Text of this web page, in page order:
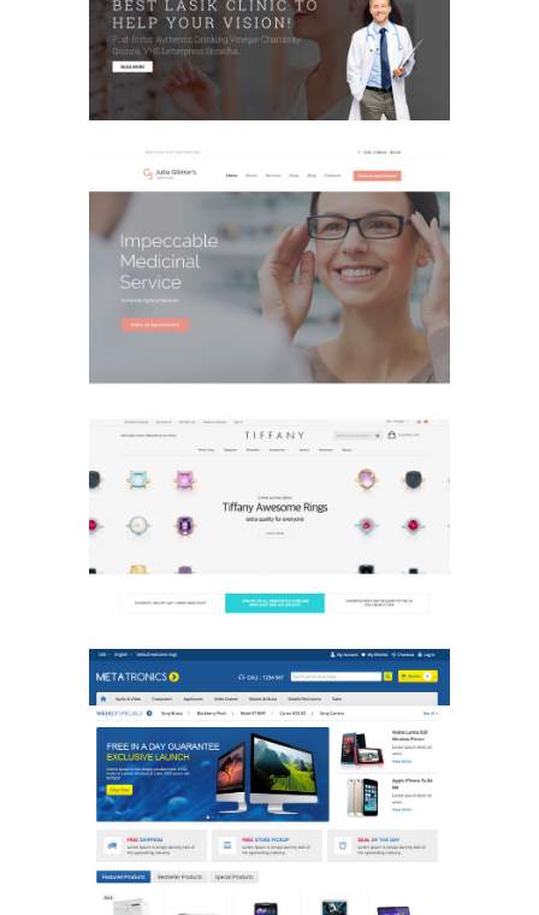
E-Commerce Design / Website Design
/ 병원/메디컬 / 병원/메디컬
Medical Clinic
Website Design / 병원/메디컬 / 병원/
메디컬
Jewelry Store
E-Commerce Design / Website Design
Multi Store
E-Commerce Design / Website Design
/ 회사/기업 / 회사/기업